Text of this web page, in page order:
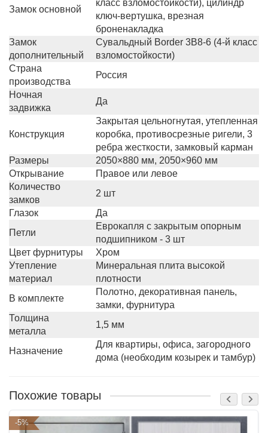
Замок основной
класс взломостойкости), цилиндр
ключ-вертушка, врезная
броненакладка
Замок
дополнительный
Сувальдный Border 3B8-6 (4-й класс
взломостойкости)
Страна
производства
Россия
Ночная
задвижка
Да
Конструкция
Закрытая цельногнутая, утепленная
коробка, противосрезные ригели, 3
ребра жесткости, замковый карман
Размеры
2050×880 мм, 2050×960 мм
Открывание
Правое или левое
Количество
замков
2 шт
Глазок
Да
Петли
Еврокапля с закрытым опорным
подшипником - 3 шт
Цвет фурнитуры
Хром
Утепление
материал
Минеральная плита высокой
плотности
В комплекте
Полотно, декоративная панель,
замки, фурнитура
Толщина
металла
1,5 мм
Назначение
Для квартиры, офиса, загородного
дома (необходим козырек и тамбур)
Похожие товары
-5%